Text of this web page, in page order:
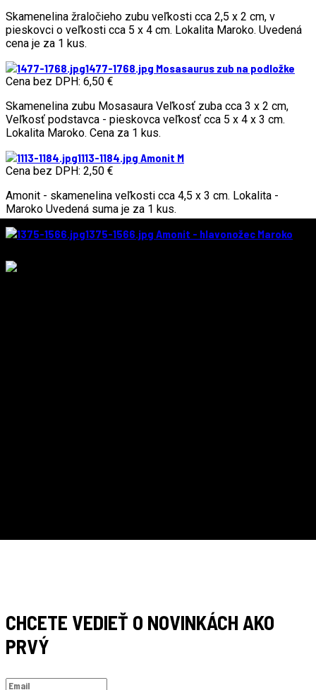
Skamenelina žraločieho zubu veľkosti cca 2,5 x 2 cm, v
pieskovci o veľkosti cca 5 x 4 cm. Lokalita Maroko. Uvedená
cena je za 1 kus.
1477-1768.jpg Mosasaurus zub na podložke
Cena bez DPH: 6,50 €
Skamenelina zubu Mosasaura Veľkosť zuba cca 3 x 2 cm,
Veľkosť podstavca - pieskovca veľkosť cca 5 x 4 x 3 cm.
Lokalita Maroko. Cena za 1 kus.
1113-1184.jpg Amonit M
Cena bez DPH: 2,50 €
Amonit - skamenelina veľkosti cca 4,5 x 3 cm. Lokalita -
Maroko Uvedená suma je za 1 kus.
1375-1566.jpg Amonit - hlavonožec Maroko
Skamenelina Amonitu. Vek cca 350 mil. Veľkosť cca 12x10
CHCETE VEDIEŤ O NOVINKÁCH AKO
PRVÝ